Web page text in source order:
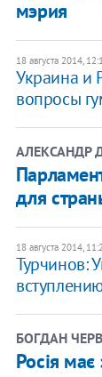
мэрия
18 августа 2014,
Украина и
вопросы
АЛЕКСАНДР
для
18 августа 2014,
Турчинов:
БОГДАН
Росія має